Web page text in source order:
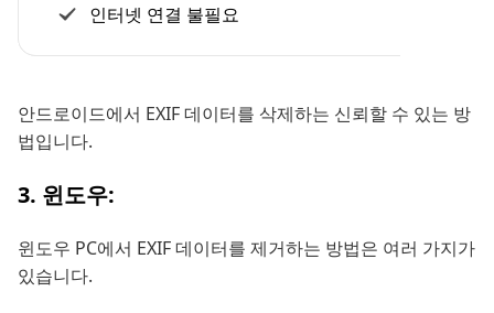
인터넷 연결 불필요
안드로이드에서 EXIF 데이터를 삭제하는 신뢰할 수 있는 방
법입니다.
3. 윈도우:
윈도우 PC에서 EXIF 데이터를 제거하는 방법은 여러 가지가
있습니다.